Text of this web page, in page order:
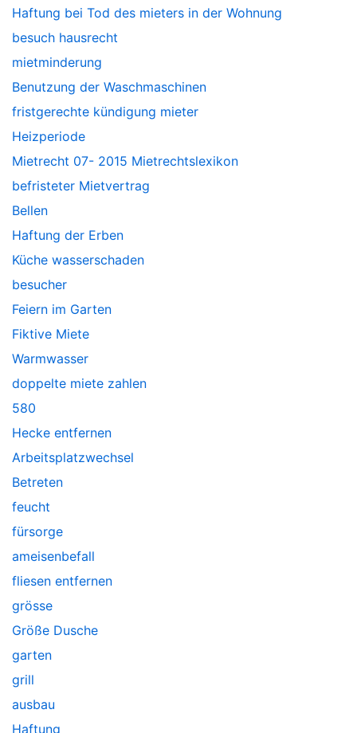
Haftung bei Tod des mieters in der Wohnung
besuch hausrecht
mietminderung
Benutzung der Waschmaschinen
fristgerechte kündigung mieter
Heizperiode
Mietrecht 07- 2015 Mietrechtslexikon
befristeter Mietvertrag
Bellen
Haftung der Erben
Küche wasserschaden
besucher
Feiern im Garten
Fiktive Miete
Warmwasser
doppelte miete zahlen
580
Hecke entfernen
Arbeitsplatzwechsel
Betreten
feucht
fürsorge
ameisenbefall
fliesen entfernen
grösse
Größe Dusche
garten
grill
ausbau
Haftung